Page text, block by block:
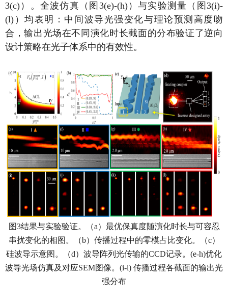
3(c) ）。全波仿真（图 3(e)-(h)）与实验测量（图 3(i)-
(l) ）均表明：中间波导光强变化与理论预测高度吻
合，输出光场在不同演化时长截面的分布验证了逆向
设计策略在光子体系中的有效性。
图3结果与实验验证。（a）最优保真度随演化时长与可容忍
串扰变化的相图。（b）传播过程中的零模占比变化。（c）
硅波导示意图。（d）波导阵列光传输的CCD记录。 (e-h)优化
波导光场仿真及对应SEM图像。 (i-l) 传播过程各截面的输出光
强分布